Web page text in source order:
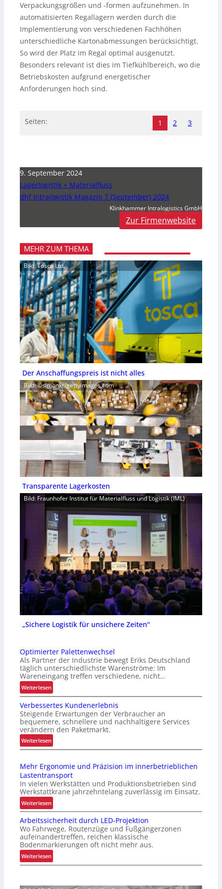
Verpackungsgrößen und -formen aufzunehmen. In
automatisierten Regallagern werden durch die
Implementierung von verschiedenen Fachhöhen
unterschiedliche Kartonabmessungen berücksichtigt.
So wird der Platz im Regal optimal ausgenutzt.
Besonders relevant ist dies im Tiefkühlbereich, wo die
Betriebskosten aufgrund energetischer
Anforderungen hoch sind.
Seiten: 1 2 3
9. September 2024
Lagerlogistik + Materialfluss
dhf Intralogistik Magazin 7 (September) 2024
Klinkhammer Intralogistics GmbH
Zur Firmenwebsite
MEHR ZUM THEMA
Bild: Tosca Ltd.
Der Anschaffungspreis ist nicht alles
Bild: ©simonkr/gettyimages.com
Transparente Lagerkosten
Bild: Fraunhofer Institut für Materialfluss und Logistik (IML)
„Sichere Logistik für unsichere Zeiten“
Optimierter Palettenwechsel
Als Partner der Industrie bewegt Eriks Deutschland
täglich unterschiedlichste Warenströme: Im
Wareneingang treffen verschiedene, nicht…
Weiterlesen:
O
p
t
i
m
i
e
t
e
r
P
a
l
e
t
t
e
n
e
Verbessertes Kundenerlebnis
Steigende Erwartungen der Verbraucher an
bequemere, schnellere und nachhaltigere Services
verändern den Paketmarkt.
Weiterlesen:
V
r
b
e
s
s
r
t
e
s
K
Mehr Ergonomie und Präzision im innerbetrieblichen
Lastentransport
In vielen Werkstätten und Produktionsbetrieben sind
Werkstattkrane jahrzehntelang zuverlässig im Einsatz.
Weiterlesen:
M
e
h
r
E
r
g
n
Arbeitssicherheit durch LED-Projektion
Wo Fahrwege, Routenzüge und Fußgängerzonen
aufeinandertreffen, reichen klassische
Bodenmarkierungen oft nicht mehr aus.
Weiterlesen:
A